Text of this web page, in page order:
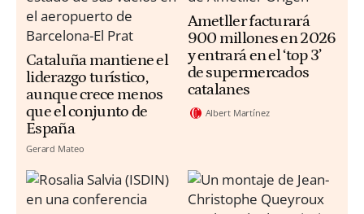
Cataluña mantiene el
liderazgo turístico,
aunque crece menos
que el conjunto de
España
Gerard Mateo
Ametller facturará
900 millones en 2026
y entrará en el ‘top 3’
de supermercados
catalanes
Albert Martínez